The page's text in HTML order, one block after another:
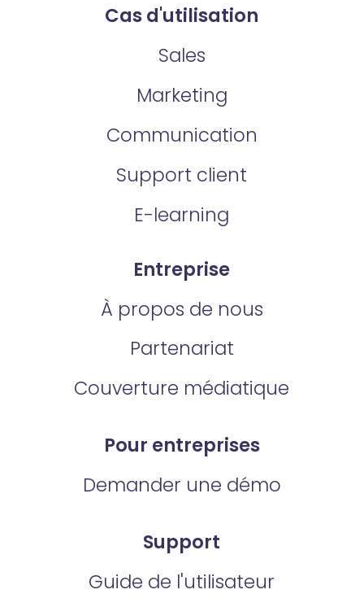
Cas d'utilisation
Sales
Marketing
Communication
Support client
E-learning
Entreprise
À propos de nous
Partenariat
Couverture médiatique
Pour entreprises
Demander une démo
Support
Guide de l'utilisateur